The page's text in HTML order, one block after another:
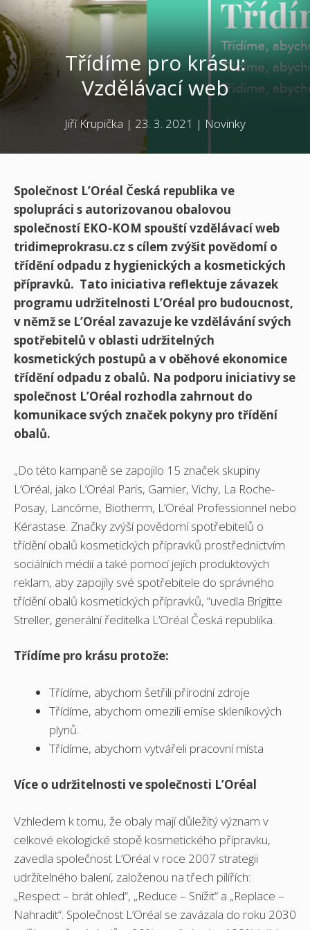
Třídíme pro krásu:
Vzdělávací web
Jiří Krupička | 23. 3. 2021 | Novinky
Společnost L’Oréal Česká republika ve
spolupráci s autorizovanou obalovou
společností EKO-KOM spouští vzdělávací web
tridimeprokrasu.cz s cílem zvýšit povědomí o
třídění odpadu z hygienických a kosmetických
přípravků. Tato iniciativa reflektuje závazek
programu udržitelnosti L’Oréal pro budoucnost,
v němž se L’Oréal zavazuje ke vzdělávání svých
spotřebitelů v oblasti udržitelných
kosmetických postupů a v oběhové ekonomice
třídění odpadu z obalů. Na podporu iniciativy se
společnost L’Oréal rozhodla zahrnout do
komunikace svých značek pokyny pro třídění
obalů.
„Do této kampaně se zapojilo 15 značek skupiny
L’Oréal, jako L’Oréal Paris, Garnier, Vichy, La Roche-
Posay, Lancôme, Biotherm, L’Oréal Professionnel nebo
Kérastase. Značky zvýší povědomí spotřebitelů o
třídění obalů kosmetických přípravků prostřednictvím
sociálních médií a také pomocí jejích produktových
reklam, aby zapojily své spotřebitele do správného
třídění obalů kosmetických přípravků, “uvedla Brigitte
Streller, generální ředitelka L’Oréal Česká republika.
Třídíme pro krásu protože:
Třídíme, abychom šetřili přírodní zdroje
Třídíme, abychom omezili emise skleníkových
plynů.
Třídíme, abychom vytvářeli pracovní místa
Více o udržitelnosti ve společnosti L’Oréal
Vzhledem k tomu, že obaly mají důležitý význam v
celkové ekologické stopě kosmetického přípravku,
zavedla společnost L’Oréal v roce 2007 strategii
udržitelného balení, založenou na třech pilířích:
„Respect – brát ohled“, „Reduce – Snížit“ a „Replace –
Nahradit“. Společnost L’Oréal se zavázala do roku 2030